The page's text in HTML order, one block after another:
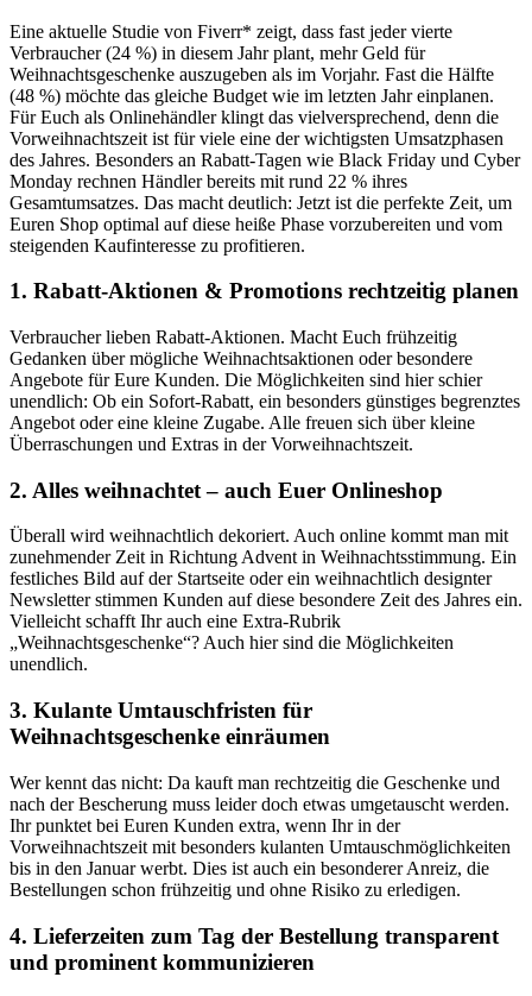
Eine aktuelle Studie von Fiverr* zeigt, dass fast jeder vierte
Verbraucher (24 %) in diesem Jahr plant, mehr Geld für
Weihnachtsgeschenke auszugeben als im Vorjahr. Fast die Hälfte
(48 %) möchte das gleiche Budget wie im letzten Jahr einplanen.
Für Euch als Onlinehändler klingt das vielversprechend, denn die
Vorweihnachtszeit ist für viele eine der wichtigsten Umsatzphasen
des Jahres. Besonders an Rabatt-Tagen wie Black Friday und Cyber
Monday rechnen Händler bereits mit rund 22 % ihres
Gesamtumsatzes. Das macht deutlich: Jetzt ist die perfekte Zeit, um
Euren Shop optimal auf diese heiße Phase vorzubereiten und vom
steigenden Kaufinteresse zu profitieren.
1. Rabatt-Aktionen & Promotions rechtzeitig planen
Verbraucher lieben Rabatt-Aktionen. Macht Euch frühzeitig
Gedanken über mögliche Weihnachtsaktionen oder besondere
Angebote für Eure Kunden. Die Möglichkeiten sind hier schier
unendlich: Ob ein Sofort-Rabatt, ein besonders günstiges begrenztes
Angebot oder eine kleine Zugabe. Alle freuen sich über kleine
Überraschungen und Extras in der Vorweihnachtszeit.
2. Alles weihnachtet – auch Euer Onlineshop
Überall wird weihnachtlich dekoriert. Auch online kommt man mit
zunehmender Zeit in Richtung Advent in Weihnachtsstimmung. Ein
festliches Bild auf der Startseite oder ein weihnachtlich designter
Newsletter stimmen Kunden auf diese besondere Zeit des Jahres ein.
Vielleicht schafft Ihr auch eine Extra-Rubrik
„Weihnachtsgeschenke“? Auch hier sind die Möglichkeiten
unendlich.
3. Kulante Umtauschfristen für
Weihnachtsgeschenke einräumen
Wer kennt das nicht: Da kauft man rechtzeitig die Geschenke und
nach der Bescherung muss leider doch etwas umgetauscht werden.
Ihr punktet bei Euren Kunden extra, wenn Ihr in der
Vorweihnachtszeit mit besonders kulanten Umtauschmöglichkeiten
bis in den Januar werbt. Dies ist auch ein besonderer Anreiz, die
Bestellungen schon frühzeitig und ohne Risiko zu erledigen.
4. Lieferzeiten zum Tag der Bestellung transparent
und prominent kommunizieren